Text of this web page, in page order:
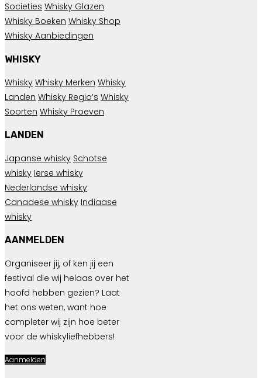
Societies Whisky Glazen
Whisky Boeken Whisky Shop
Whisky Aanbiedingen
WHISKY
Whisky Whisky Merken Whisky
Landen Whisky Regio’s Whisky
Soorten Whisky Proeven
LANDEN
Japanse whisky Schotse
whisky Ierse whisky
Nederlandse whisky
Canadese whisky Indiaase
whisky
AANMELDEN
Organiseer jij, of ken jij een
festival die wij helaas over het
hoofd hebben gezien? Laat
het ons weten, want hoe
completer wij zijn hoe beter
voor de whiskyliefhebbers!
Aanmelden